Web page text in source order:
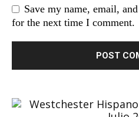
Save my name, email,
for the next time I comment.